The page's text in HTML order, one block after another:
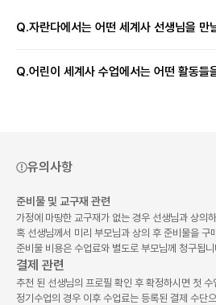
Q.자란다에서는 어떤 세계사 선생님을 만
Q.어린이 세계사 수업에서는 어떤 활동들
유의사항
준비물 및 교구재 관련
가정에 마땅한 교구재가 없는 경우 선생님과 상의
혹 선생님께서 미리 부모님과 상의 후 준비물을 구
준비물 비용은 수업료와 별도로 부모님께 청구됩
결제 관련
추천 된 선생님의 프로필 확인 후 확정하시면 첫
정기수업의 경우 이후 수업료는 등록된 결제 수단